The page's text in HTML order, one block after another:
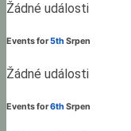
Žádné události
Events for5th Srpen
Žádné události
Events for6th Srpen